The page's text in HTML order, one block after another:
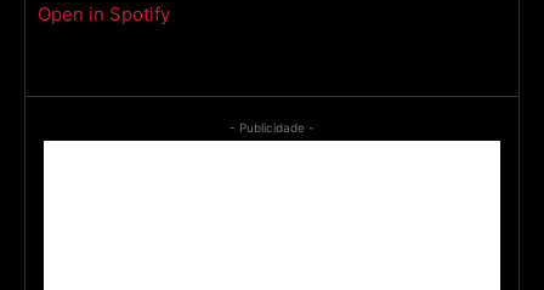
Open in Spotify
- Publicidade -